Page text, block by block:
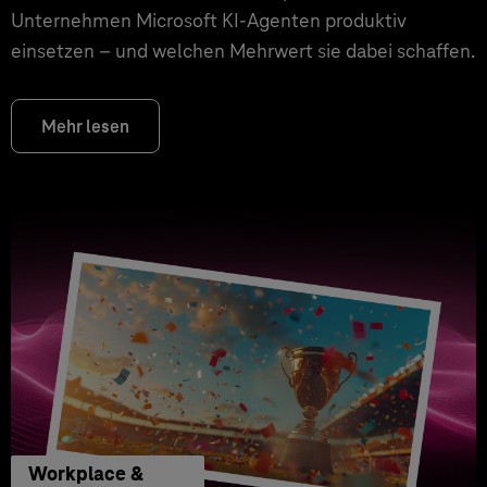
Unternehmen Microsoft KI-Agenten produktiv
einsetzen – und welchen Mehrwert sie dabei schaffen.
Mehr lesen
Workplace &